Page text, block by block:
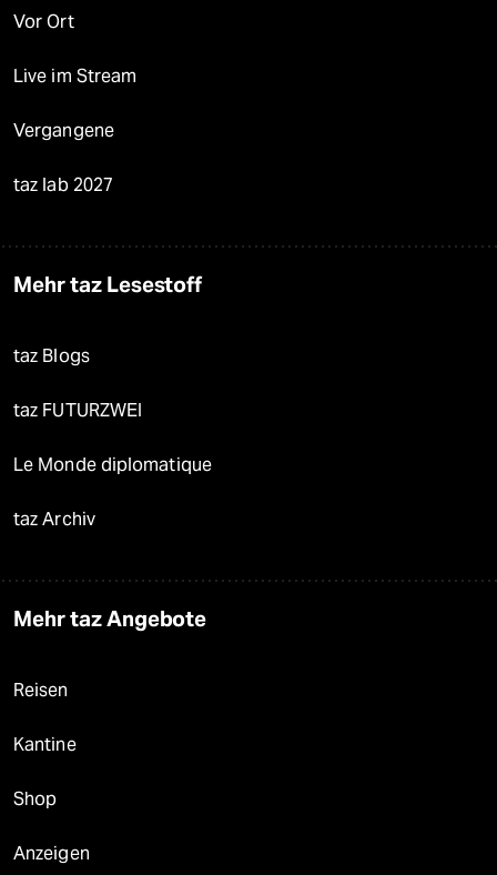
Vor Ort
Live im Stream
Vergangene
taz lab 2027
Mehr taz Lesestoff
taz Blogs
taz FUTURZWEI
Le Monde diplomatique
taz Archiv
Mehr taz Angebote
Reisen
Kantine
Shop
Anzeigen